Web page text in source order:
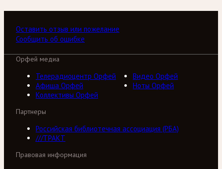
Оставить отзыв или пожелание
Сообщить об ошибке
Орфей медиа
Телерадиоцентр Орфей
Видео Орфей
Афиша Орфей
Ноты Орфей
Коллективы Орфей
Партнеры
Российская библиотечная ассоциация (РБА)
///ТРАКТ
Правовая информация